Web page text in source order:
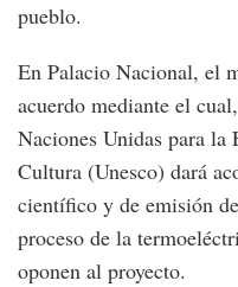
pueblo.
En Palacio Nacional, el
acuerdo mediante el
Naciones Unidas para
Cultura (Unesco) dará
científico y de emisión
proceso de la
oponen al proyecto.